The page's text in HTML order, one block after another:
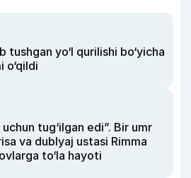
tushgan yo‘l qurilishi bo‘yicha
o‘qildi
tug‘ilgan edi”. Bir umr
va dublyaj ustasi Rimma
to‘la hayoti